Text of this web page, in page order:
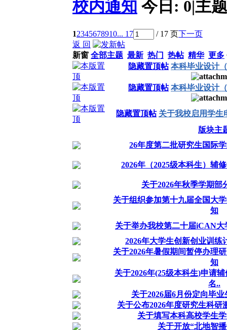
校内通知 今日: 0|主
12345678910... 17 / 17 页下一页
返 回
新窗 全部主题 最新 热门 热帖 精华 更多
隐藏置顶帖 本科毕业设计
隐藏置顶帖 本科毕业设计
隐藏置顶帖 关于我校启用学生
版块主
26年度第二批研究生国际
2026年（2025级本科生）辅
关于2026年秋季学期部
关于组织参加第十九届全国大
知
关于举办我校第二十届iCAN
2026年大学生创新创业训练
关于2026年暑假期间暂停办理
知
关于2026年(25级本科生)申请
名..
关于2026届6月份定向毕
关于公布2026年度研究生科研
关于填写本科高校学生
关于开放“北地智